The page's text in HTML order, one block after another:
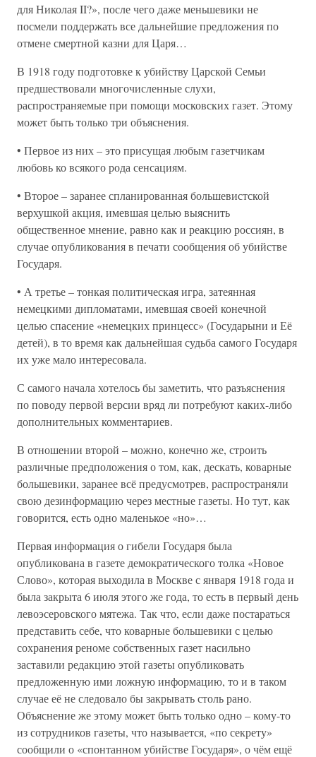
для Николая II?», после чего даже меньшевики не
посмели поддержать все дальнейшие предложения по
отмене смертной казни для Царя…
В 1918 году подготовке к убийству Царской Семьи
предшествовали многочисленные слухи,
распространяемые при помощи московских газет. Этому
может быть только три объяснения.
• Первое из них – это присущая любым газетчикам
любовь ко всякого рода сенсациям.
• Второе – заранее спланированная большевистской
верхушкой акция, имевшая целью выяснить
общественное мнение, равно как и реакцию россиян, в
случае опубликования в печати сообщения об убийстве
Государя.
• А третье – тонкая политическая игра, затеянная
немецкими дипломатами, имевшая своей конечной
целью спасение «немецких принцесс» (Государыни и Её
детей), в то время как дальнейшая судьба самого Государя
их уже мало интересовала.
С самого начала хотелось бы заметить, что разъяснения
по поводу первой версии вряд ли потребуют каких-либо
дополнительных комментариев.
В отношении второй – можно, конечно же, строить
различные предположения о том, как, дескать, коварные
большевики, заранее всё предусмотрев, распространяли
свою дезинформацию через местные газеты. Но тут, как
говорится, есть одно маленькое «но»…
Первая информация о гибели Государя была
опубликована в газете демократического толка «Новое
Слово», которая выходила в Москве с января 1918 года и
была закрыта 6 июля этого же года, то есть в первый день
левоэсеровского мятежа. Так что, если даже постараться
представить себе, что коварные большевики с целью
сохранения реноме собственных газет насильно
заставили редакцию этой газеты опубликовать
предложенную ими ложную информацию, то и в таком
случае её не следовало бы закрывать столь рано.
Объяснение же этому может быть только одно – кому-то
из сотрудников газеты, что называется, «по секрету»
сообщили о «спонтанном убийстве Государя», о чём ещё